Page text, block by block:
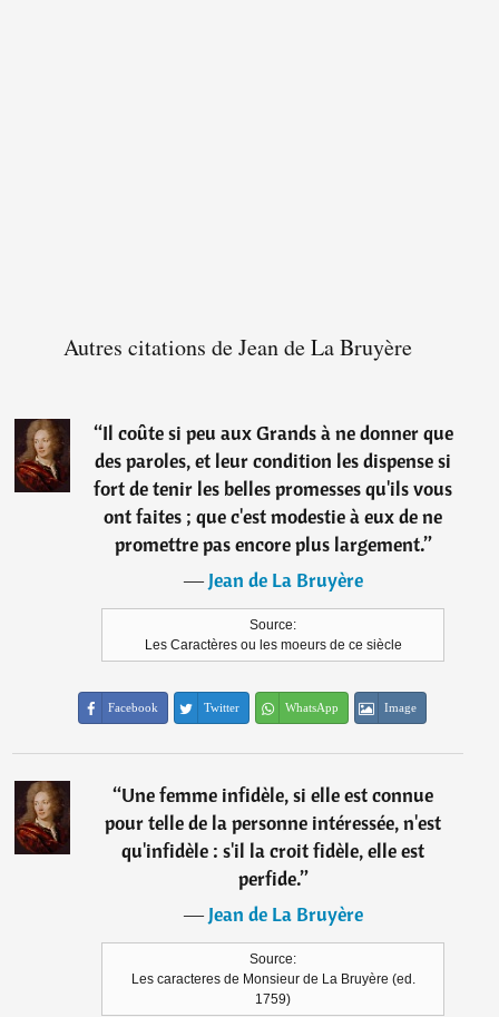
Autres citations de Jean de La Bruyère
“Il coûte si peu aux Grands à ne donner que
des paroles, et leur condition les dispense si
fort de tenir les belles promesses qu'ils vous
ont faites ; que c'est modestie à eux de ne
promettre pas encore plus largement.”
―Jean de La Bruyère
Source:
Les Caractères ou les moeurs de ce siècle
Facebook Twitter WhatsApp Image
“Une femme infidèle, si elle est connue
pour telle de la personne intéressée, n'est
qu'infidèle : s'il la croit fidèle, elle est
perfide.”
―Jean de La Bruyère
Source:
Les caracteres de Monsieur de La Bruyère (ed.
1759)